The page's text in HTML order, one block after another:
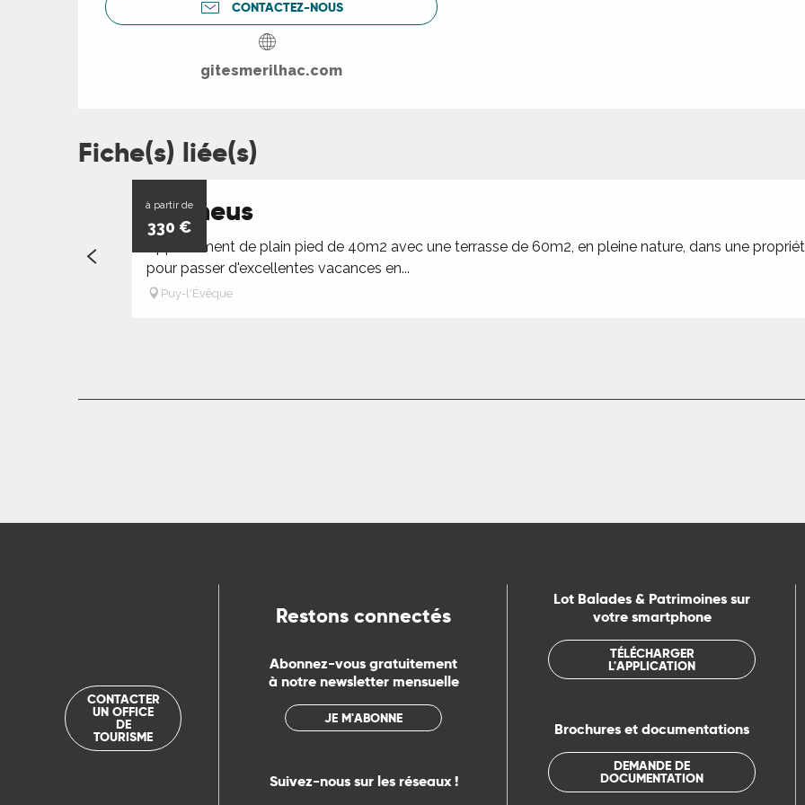
CONTACTEZ-NOUS
gitesmerilhac.com
Fiche(s) liée(s)
à partir de
330 €
Orpheus
Appartement de plain pied de 40m2 avec une terrasse de 60m2, en pleine nature, dans une
pour passer d'excellentes vacances en...
Puy-l'Évêque
CONTACTER
UN OFFICE
DE
TOURISME
Restons connectés
Abonnez-vous gratuitement
à notre newsletter mensuelle
JE M'ABONNE
Suivez-nous sur les réseaux !
Lot Balades & Patrimoines sur
votre smartphone
TÉLÉCHARGER
L'APPLICATION
Brochures et documentations
DEMANDE DE
DOCUMENTATION